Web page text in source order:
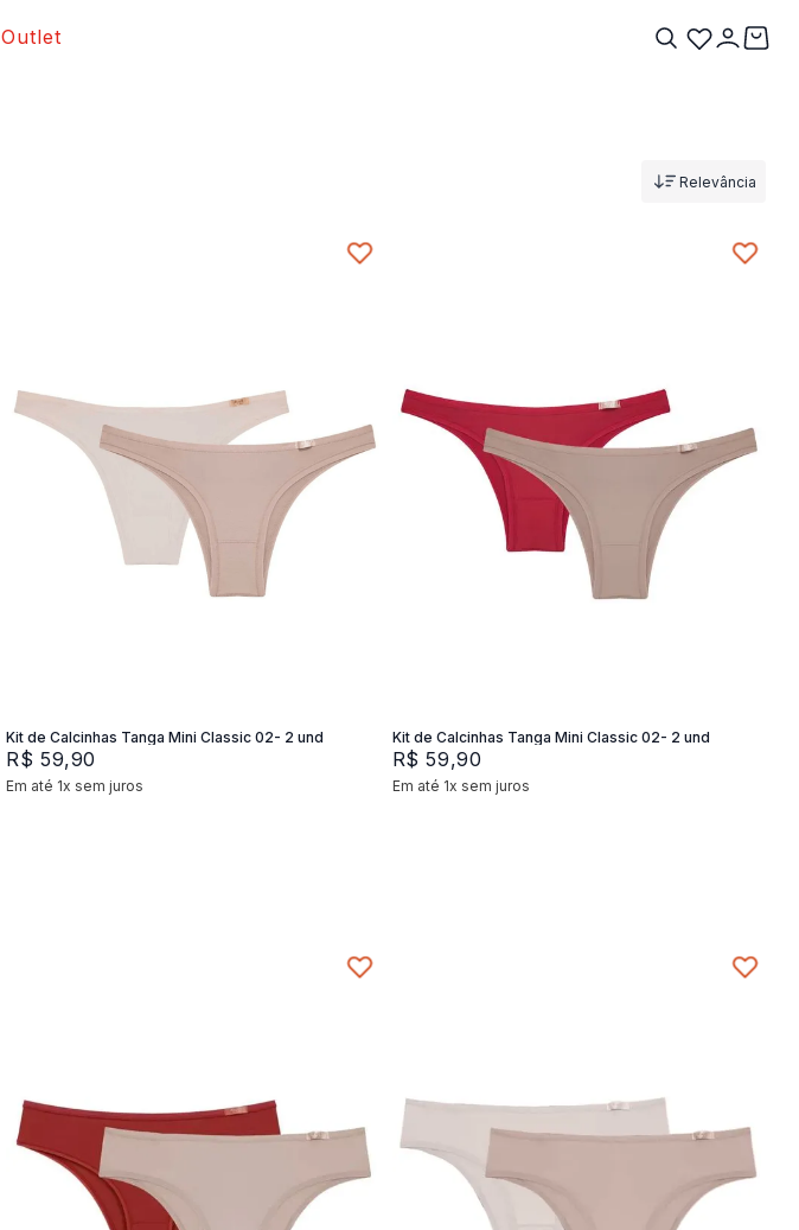
Outlet
Relevância
Kit de Calcinhas Tanga Mini Classic 02- 2 und
R$ 59,90
Em até 1x sem juros
Kit de Calcinhas Tanga Mini Classic 02- 2 und
R$ 59,90
Em até 1x sem juros